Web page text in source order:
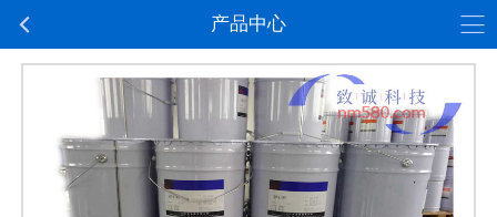
产品中心